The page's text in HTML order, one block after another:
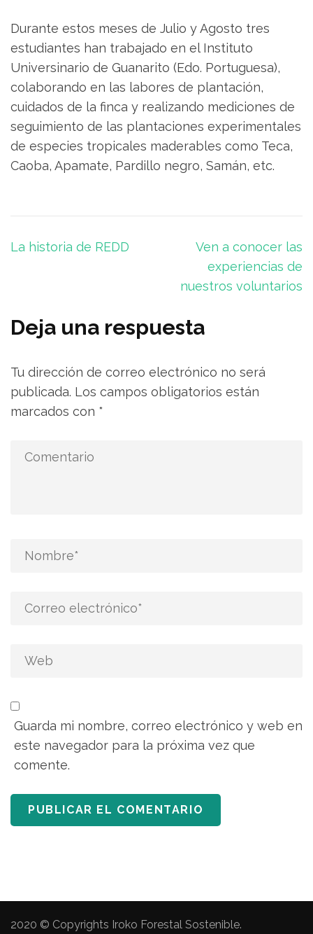
Durante estos meses de Julio y Agosto tres
estudiantes han trabajado en el Instituto
Universinario de Guanarito (Edo. Portuguesa),
colaborando en las labores de plantación,
cuidados de la finca y realizando mediciones de
seguimiento de las plantaciones experimentales
de especies tropicales maderables como Teca,
Caoba, Apamate, Pardillo negro, Samán, etc.
Navegación
La historia de REDD
Ven a conocer las
experiencias de
nuestros voluntarios
Deja una respuesta
Tu dirección de correo electrónico no será
publicada. Los campos obligatorios están
marcados con *
Guarda mi nombre, correo electrónico y web en
este navegador para la próxima vez que
comente.
2020 © Copyrights Iroko Forestal Sostenible.